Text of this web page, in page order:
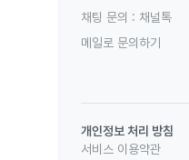
채팅 문의 : 채널톡
메일로 문의하기
개인정보 처리 방침
서비스 이용약관